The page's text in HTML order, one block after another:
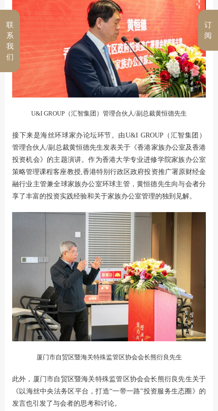
U&I GROUP（汇智集团）管理合伙人/副总裁黄恒德先生
接下来是海丝环球家办论坛环节。由U&I GROUP（汇智集团）
管理合伙人/副总裁黄恒德先生发表关于《香港家族办公室及香港
投资机会》的主题演讲。作为香港大学专业进修学院家族办公室
策略管理课程客座教授,香港特别行政区政府投资推广署原财经金
融行业主管兼全球家族办公室环球主管，黄恒德先生向与会者分
享了丰富的投资实践经验和关于家族办公室管理的独到见解。
厦门市自贸区暨海关特殊监管区协会会长熊衍良先生
此外，厦门市自贸区暨海关特殊监管区协会会长熊衍良先生关于
《以海丝中央法务区平台，打造“一带一路”投资服务生态圈》的
发言也引发了与会者的思考和讨论。
订
阅
联
系
我
们